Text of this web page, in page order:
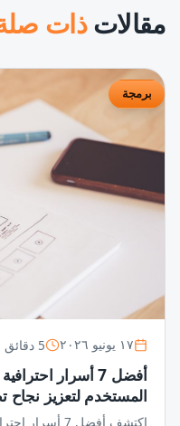
مقالات ذات
برمجة
١٧ يونيو ٢٠٢٦ 5 دقائق قراءة
أفضل 7 أسرار
المستخدم لتعزيز
اكتشف أفضل 7